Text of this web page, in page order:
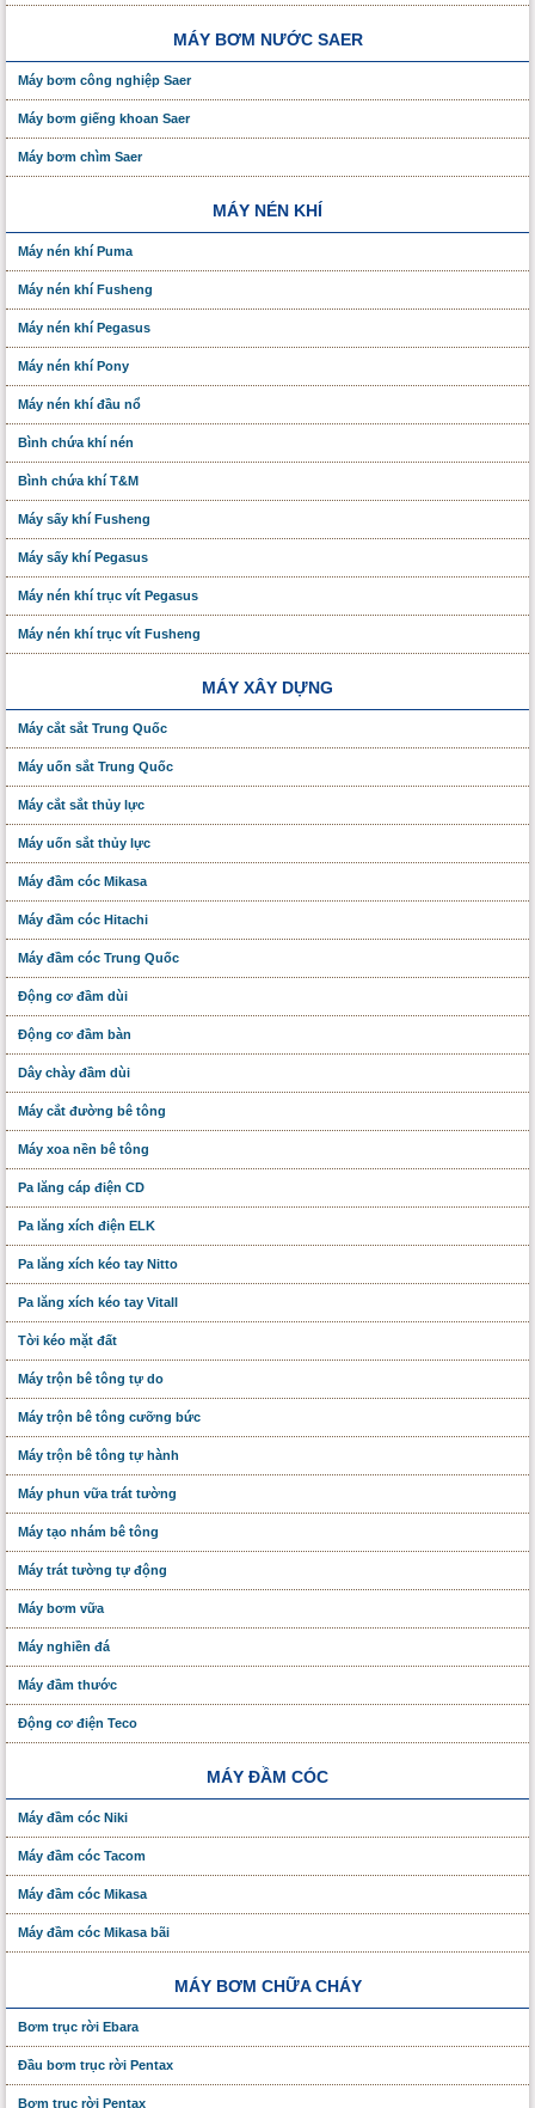
MÁY BƠM NƯỚC SAER
Máy bơm công nghiệp Saer
Máy bơm giếng khoan Saer
Máy bơm chìm Saer
MÁY NÉN KHÍ
Máy nén khí Puma
Máy nén khí Fusheng
Máy nén khí Pegasus
Máy nén khí Pony
Máy nén khí đầu nổ
Bình chứa khí nén
Bình chứa khí T&M
Máy sấy khí Fusheng
Máy sấy khí Pegasus
Máy nén khí trục vít Pegasus
Máy nén khí trục vít Fusheng
MÁY XÂY DỰNG
Máy cắt sắt Trung Quốc
Máy uốn sắt Trung Quốc
Máy cắt sắt thủy lực
Máy uốn sắt thủy lực
Máy đầm cóc Mikasa
Máy đầm cóc Hitachi
Máy đầm cóc Trung Quốc
Động cơ đầm dùi
Động cơ đầm bàn
Dây chày đầm dùi
Máy cắt đường bê tông
Máy xoa nền bê tông
Pa lăng cáp điện CD
Pa lăng xích điện ELK
Pa lăng xích kéo tay Nitto
Pa lăng xích kéo tay Vitall
Tời kéo mặt đất
Máy trộn bê tông tự do
Máy trộn bê tông cưỡng bức
Máy trộn bê tông tự hành
Máy phun vữa trát tường
Máy tạo nhám bê tông
Máy trát tường tự động
Máy bơm vữa
Máy nghiền đá
Máy đầm thước
Động cơ điện Teco
MÁY ĐẦM CÓC
Máy đầm cóc Niki
Máy đầm cóc Tacom
Máy đầm cóc Mikasa
Máy đầm cóc Mikasa bãi
MÁY BƠM CHỮA CHÁY
Bơm trục rời Ebara
Đầu bơm trục rời Pentax
Bơm trục rời Pentax